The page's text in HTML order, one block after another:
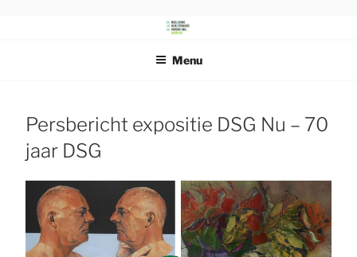
SCHILDERSGENOOTSCHAP
Beeldende Kunstenaars Vereniging Drenthe
Menu
Persbericht expositie DSG Nu – 70
jaar DSG